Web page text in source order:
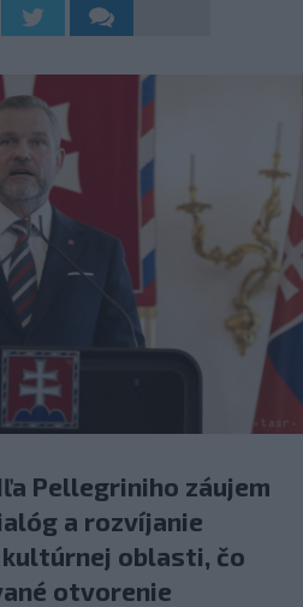
Pellegriniho záujem
a rozvíjanie
oblasti, čo
otvorenie